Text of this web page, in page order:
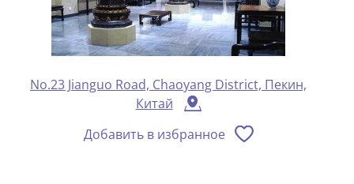
No.23 Jianguo Road, Chaoyang District, Пекин,
Китай
Добавить в избранное